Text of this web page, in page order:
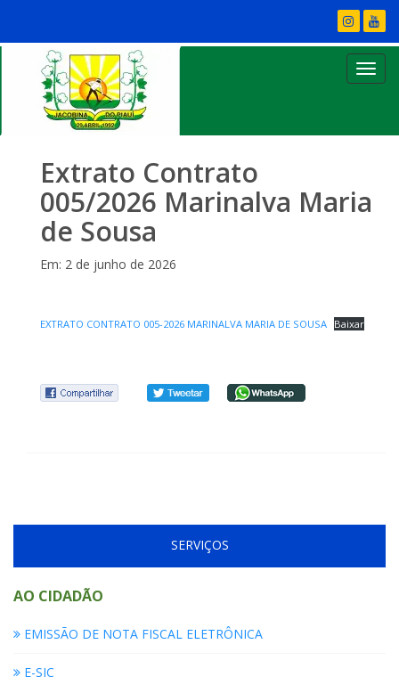
Extrato Contrato
005/2026 Marinalva Maria
de Sousa
Em: 2 de junho de 2026
EXTRATO CONTRATO 005-2026 MARINALVA MARIA DE SOUSA Baixar
SERVIÇOS
AO CIDADÃO
EMISSÃO DE NOTA FISCAL ELETRÔNICA
E-SIC